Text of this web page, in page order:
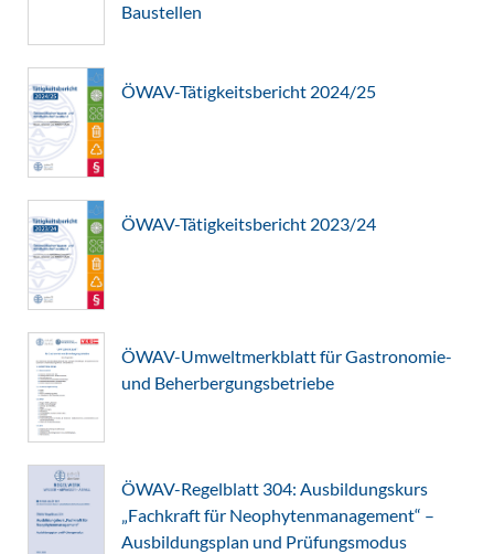
Baustellen
ÖWAV-Tätigkeitsbericht 2024/25
ÖWAV-Tätigkeitsbericht 2023/24
ÖWAV-Umweltmerkblatt für Gastronomie-
und Beherbergungsbetriebe
ÖWAV-Regelblatt 304: Ausbildungskurs
„Fachkraft für Neophytenmanagement“ –
Ausbildungsplan und Prüfungsmodus